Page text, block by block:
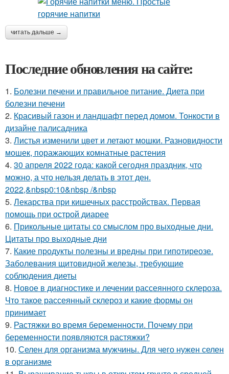
читать дальше →
Последние обновления на сайте:
1. Болезни печени и правильное питание. Диета при
болезни печени
2. Красивый газон и ландшафт перед домом. Тонкости в
дизайне палисадника
3. Листья изменили цвет и летают мошки. Разновидности
мошек, поражающих комнатные растения
4. 30 апреля 2022 года: какой сегодня праздник, что
можно, а что нельзя делать в этот ден.
2022,&nbsp0:10&nbsp /&nbsp
5. Лекарства при кишечных расстройствах. Первая
помощь при острой диарее
6. Прикольные цитаты со смыслом про выходные дни.
Цитаты про выходные дни
7. Какие продукты полезны и вредны при гипотиреозе.
Заболевания щитовидной железы, требующие
соблюдения диеты
8. Новое в диагностике и лечении рассеянного склероза.
Что такое рассеянный склероз и какие формы он
принимает
9. Растяжки во время беременности. Почему при
беременности появляются растяжки?
10. Селен для организма мужчины. Для чего нужен селен
в организме